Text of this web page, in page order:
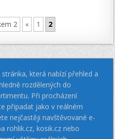
2 « 1 2
která nabízí přehled a
rozdělených do
Při procházení
připadat jako v reálném
nejčastěji navštěvované e-
rohlik.cz, kosik.cz nebo